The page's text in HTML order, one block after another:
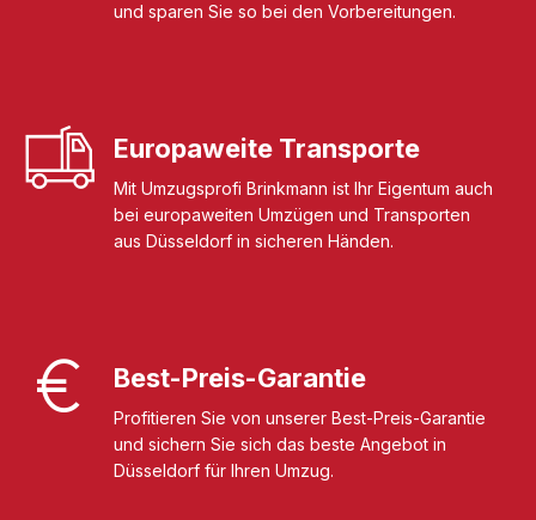
und sparen Sie so bei den Vorbereitungen.
Europaweite Transporte
Mit Umzugsprofi Brinkmann ist Ihr Eigentum auch
bei europaweiten Umzügen und Transporten
aus Düsseldorf in sicheren Händen.
Best-Preis-Garantie
Profitieren Sie von unserer Best-Preis-Garantie
und sichern Sie sich das beste Angebot in
Düsseldorf für Ihren Umzug.